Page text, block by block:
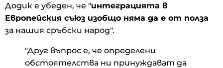
Додик е убеден, че "интеграцията в
Европейския съюз изобщо няма да е от полза
за нашия сръбски народ".
"Друг въпрос е, че определени
обстоятелства ни принуждават да